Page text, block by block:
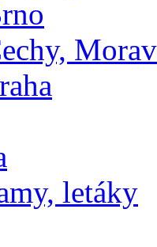
letáky